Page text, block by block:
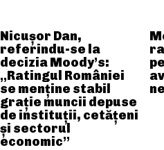
Nicușor Dan,
referindu-se la
decizia Moody’s:
„Ratingul României
se menține stabil
grație muncii depuse
de instituții, cetățeni
și sectorul
economic”